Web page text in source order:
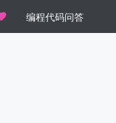
编程代码问答